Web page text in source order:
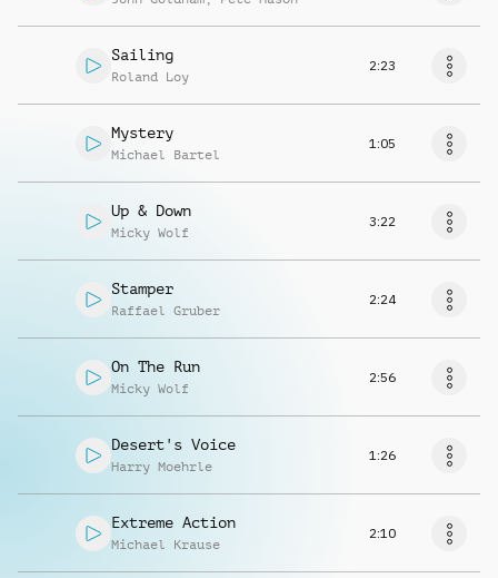
Sailing
Roland Loy
2:23
Mystery
Michael Bartel
1:05
Up & Down
Micky Wolf
3:22
Stamper
Raffael Gruber
2:24
On The Run
Micky Wolf
2:56
Desert's Voice
Harry Moehrle
1:26
Extreme Action
Michael Krause
2:10